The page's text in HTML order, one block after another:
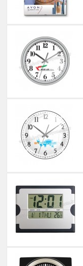
promosyon
Bilgisayar
Aksesuarları
Diğer
Ürünler